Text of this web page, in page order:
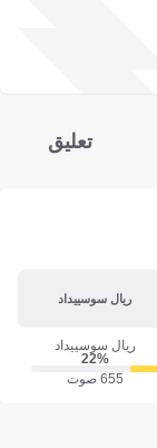
تعليق
ريال سوسييداد
ريال سوسييداد
22‎%‎
655 صوت